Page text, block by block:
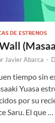
DE ESTRENOS
Javier Abarca -
tiempo sin
Yuasa
por su
Saru. El que …